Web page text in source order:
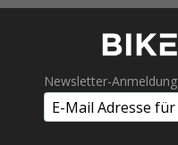
Newsletter-Anmeldung